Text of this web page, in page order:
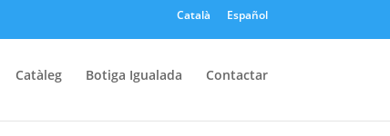
Català Español
Catàleg Botiga Igualada Contactar